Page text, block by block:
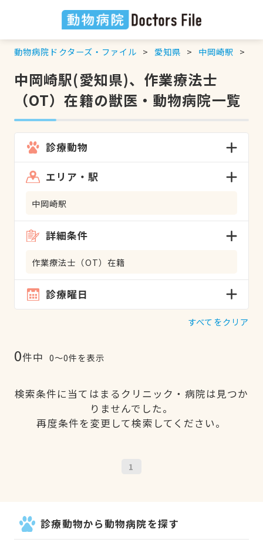
動物病院ドクターズ・ファイル 愛知県 中岡崎駅
中岡崎駅(愛知県)、作業療法士
（OT）在籍の獣医・動物病院一覧
診療動物
エリア・駅
中岡崎駅
詳細条件
作業療法士（OT）在籍
診療曜日
すべてをクリア
0件中 0〜0件を表示
検索条件に当てはまるクリニック・病院は見つか
りませんでした。
再度条件を変更して検索してください。
1
診療動物から動物病院を探す